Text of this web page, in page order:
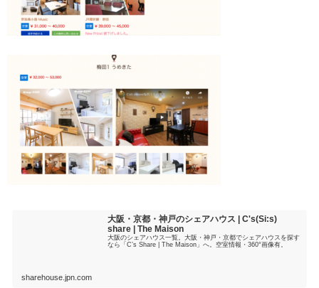
大阪・京都・神戸のシェアハウス | C's(Si:s)
share | The Maison
大阪のシェアハウス一覧。大阪・神戸・京都でシェアハウスを探す
なら「C’s Share | The Maison」へ。空室情報・360°画像有。
sharehouse.jpn.com